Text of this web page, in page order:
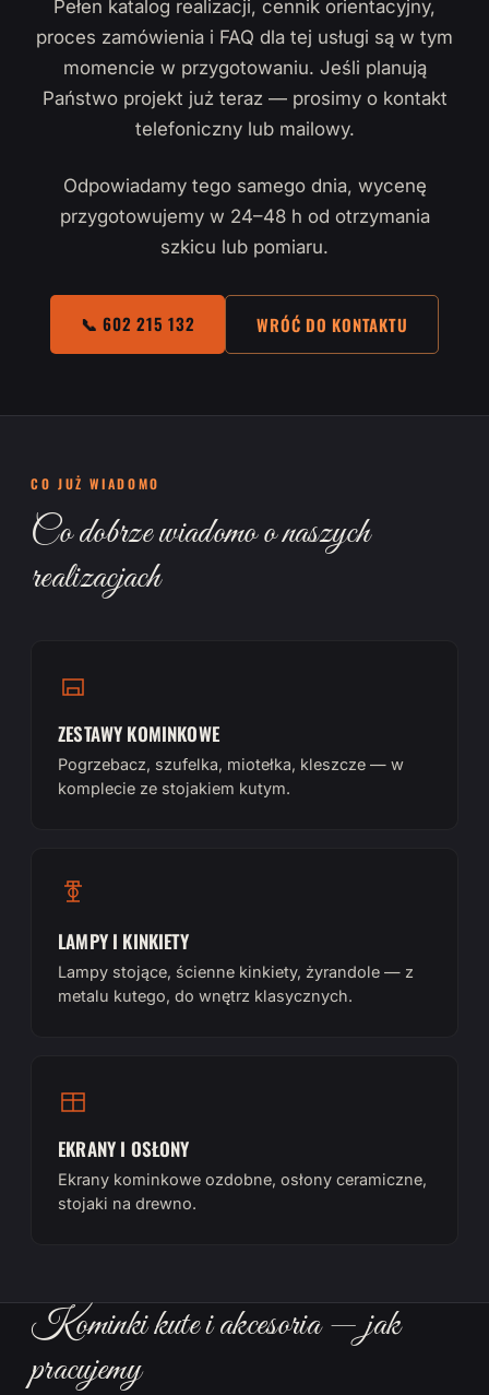
Pełen katalog realizacji, cennik orientacyjny,
proces zamówienia i FAQ dla tej usługi są w tym
momencie w przygotowaniu. Jeśli planują
Państwo projekt już teraz — prosimy o kontakt
telefoniczny lub mailowy.
Odpowiadamy tego samego dnia, wycenę
przygotowujemy w 24–48 h od otrzymania
szkicu lub pomiaru.
📞 602 215 132 WRÓĆ DO KONTAKTU
CO JUŻ WIADOMO
Co dobrze wiadomo o naszych
realizacjach
ZESTAWY KOMINKOWE
Pogrzebacz, szufelka, miotełka, kleszcze — w
komplecie ze stojakiem kutym.
LAMPY I KINKIETY
Lampy stojące, ścienne kinkiety, żyrandole — z
metalu kutego, do wnętrz klasycznych.
EKRANY I OSŁONY
Ekrany kominkowe ozdobne, osłony ceramiczne,
stojaki na drewno.
Kominki kute i akcesoria — jak
pracujemy